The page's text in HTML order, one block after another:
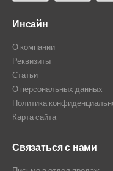
Инсайн
О компании
Реквизиты
Статьи
О персональных данных
Политика
Карта сайта
Связаться с нами